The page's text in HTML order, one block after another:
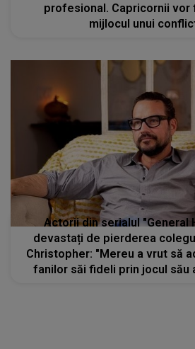
profesional. Capricornii vor
mijlocul unui
Actorii din serialul "General
devastați de pierderea
Christopher: "Mereu a vrut să
fanilor săi fideli prin jocul său